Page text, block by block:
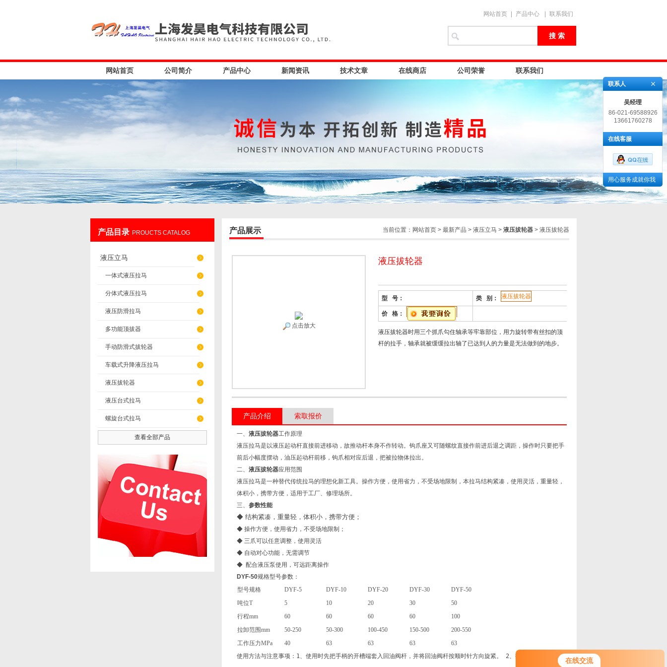
在线交流
网站首页 产品中心 联系我们
网站首页 公司简介 产品中心 新闻资讯 技术文章 在线商店 公司荣誉 联系我们
产品目录 PROUCTS CATALOG
液压立马
一体式液压拉马
分体式液压拉马
液压防滑拉马
多功能顶拔器
手动防滑式拔轮器
车载式升降液压拉马
液压拔轮器
液压台式拉马
螺旋台式拉马
查看全部产品
当前位置： 网站首页 > 最新产品 > 液压立马 > 液压拔轮器 > 液压拔轮器
产品展示
液压拔轮器
型 号： 类 别： 液压拔轮器
价 格：
液压拔轮器时用三个抓爪勾住轴承等牢靠部位，用力旋转带有丝扣的顶
杆的拉手，轴承就被缓缓拉出轴了已达到人的力量是无法做到的地步。
点击放大
产品介绍 索取报价
一、 液压拔轮器工作原理
液压拉马是以液压起动杆直接前进移动，故推动杆本身不作转动。钩爪座又可随螺纹直接作前进后退之调距，操作时只要把手
前后小幅度摆动，油压起动杆前移，钩爪相对应后退，把被拉物体拉出。
二、 液压拔轮器应用范围
液压拉马是一种替代传统拉马的理想化新工具。操作方便，使用省力，不受场地限制，本拉马结构紧凑，使用灵活，重量轻，
体积小，携带方便，适用于工厂、修理场所。
三、 参数性能
◆ 结构紧凑，重量轻，体积小，携带方便；
◆ 操作方便，使用省力，不受场地限制；
◆ 三爪可以任意调整，使用灵活
◆ 自动对心功能，无需调节
◆ 配合液压泵使用，可远距离操作
DYF-50规格型号参数：
型号规格
DYF-5 DYF-10 DYF-20 DYF-30
DYF-50
吨位T
5 10 20 30
50
行程mm
60 60 60 60
100
拉卸范围mm
50-250 50-300 100-450 150-500
200-550
工作压力MPa
40 63 63 63
63
使用方法与注意事项：1、使用时先把手柄的开槽端套入回油阀杆，并将回油阀杆按顺时针方向旋紧。 2、把钩爪座调整到爪钩抓住所拉物体。 3、手柄插入掀
联系人
吴经理
86-021-69588926
13661760278
在线客服
用心服务成就你我